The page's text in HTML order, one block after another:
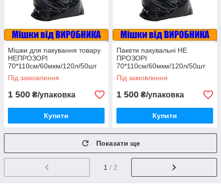
Мішки для пакування товару
НЕПРОЗОРІ
70*110см/60мкм/120л/50шт
Під замовлення
1 500 ₴/упаковка
Купити
Пакети пакувальні НЕ
ПРОЗОРІ
70*110см/60мкм/120л/50шт
Під замовлення
1 500 ₴/упаковка
Купити
Показати ще
1 / 2